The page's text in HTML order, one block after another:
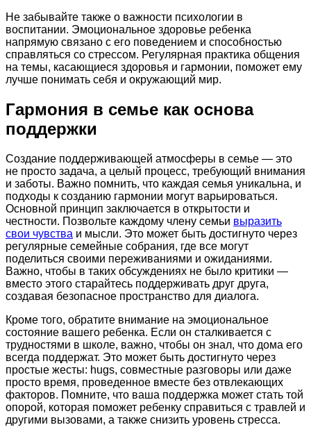
Не забывайте также о важности психологии в
воспитании. Эмоциональное здоровье ребенка
напрямую связано с его поведением и способностью
справляться со стрессом. Регулярная практика общения
на темы, касающиеся здоровья и гармонии, поможет ему
лучше понимать себя и окружающий мир.
Гармония в семье как основа
поддержки
Создание поддерживающей атмосферы в семье — это
не просто задача, а целый процесс, требующий внимания
и заботы. Важно помнить, что каждая семья уникальна, и
подходы к созданию гармонии могут варьироваться.
Основной принцип заключается в открытости и
честности. Позвольте каждому члену семьи выразить
свои чувства и мысли. Это может быть достигнуто через
регулярные семейные собрания, где все могут
поделиться своими переживаниями и ожиданиями.
Важно, чтобы в таких обсуждениях не было критики —
вместо этого старайтесь поддерживать друг друга,
создавая безопасное пространство для диалога.
Кроме того, обратите внимание на эмоциональное
состояние вашего ребенка. Если он сталкивается с
трудностями в школе, важно, чтобы он знал, что дома его
всегда поддержат. Это может быть достигнуто через
простые жесты: hugs, совместные разговоры или даже
просто время, проведенное вместе без отвлекающих
факторов. Помните, что ваша поддержка может стать той
опорой, которая поможет ребенку справиться с травлей и
другими вызовами, а также снизить уровень стресса.